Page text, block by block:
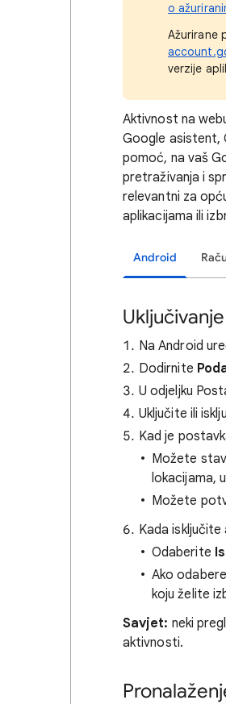
o
Ažurirane
verzije
Aktivnost na
Google asistent,
pomoć, na vaš
pretraživanja i
relevantni za
aplikacijama ili
Android
Na Android
Dodirnite
U odjeljku
Uključite ili
Kad je
Možete
lokacijama,
Možete
Kada isključite
Odaberite
Ako
koju želite
Savjet: neki
aktivnosti.